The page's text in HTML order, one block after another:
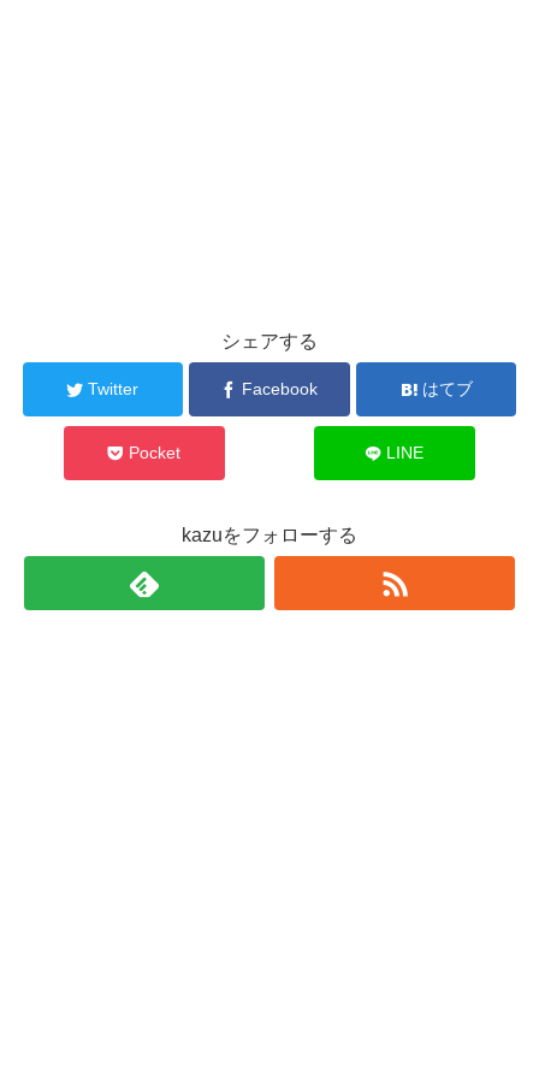
シェアする
Twitter Facebook はてブ
Pocket LINE
kazuをフォローする